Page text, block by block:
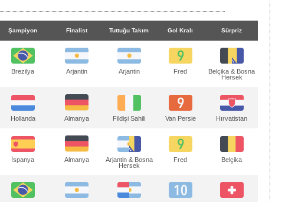
Şampiyon Finalist Tuttuğu Takım Gol Kralı Sürpriz
Brezilya
Arjantin Arjantin Fred
Belçika & Bosna
Hersek
Hollanda
Almanya Fildişi Sahili Van Persie Hırvatistan
İspanya
Almanya
Arjantin & Bosna
Hersek
Fred Belçika